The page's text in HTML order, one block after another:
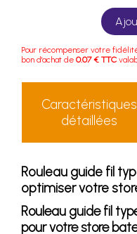
Pour récompenser votre
bon d'achat de 0.07 € TTC
Caractéristiques
détaillées
Rouleau guide fil
optimiser votre
Rouleau guide fil
pour votre store